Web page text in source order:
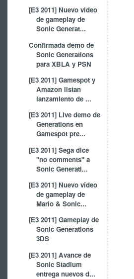
[E3 2011] Nuevo video
de gameplay de
Sonic Generat...
Confirmada demo de
Sonic Generations
para XBLA y PSN
[E3 2011] Gamespot y
Amazon listan
lanzamiento de ...
[E3 2011] Live demo de
Generations en
Gamespot pre...
[E3 2011] Sega dice
"no comments" a
Sonic Generati...
[E3 2011] Nuevo vídeo
de gameplay de
Mario & Sonic...
[E3 2011] Gameplay de
Sonic Generations
3DS
[E3 2011] Avance de
Sonic Stadium
entrega nuevos d...